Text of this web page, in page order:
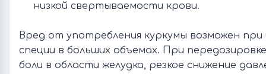
низкой свертываемости крови.
Вред от употребления куркумы возможен при
специи в больших объемах. При
боли в области желудка, резкое снижение